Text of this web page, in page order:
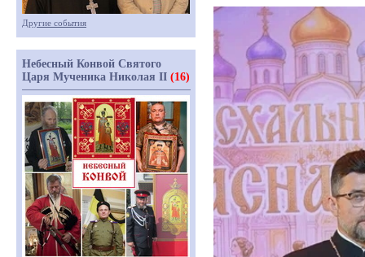
Другие события
Небесный Конвой Святого
Царя Мученика Николая II (16)